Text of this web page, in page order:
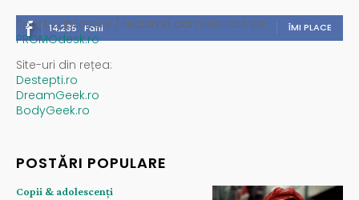
14,235 Fani ÎMI PLACE
Spații publicitare / reclamă administrată de
PROMOdesk.ro
Site-uri din rețea:
Destepti.ro
DreamGeek.ro
BodyGeek.ro
POSTĂRI POPULARE
Copii & adolescenți